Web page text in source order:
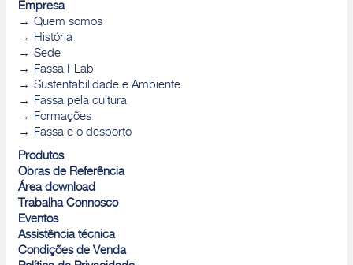
Empresa
Quem somos
História
Sede
Fassa I-Lab
Sustentabilidade e Ambiente
Fassa pela cultura
Formações
Fassa e o desporto
Produtos
Obras de Referência
Área download
Trabalha Connosco
Eventos
Assistência técnica
Condições de Venda